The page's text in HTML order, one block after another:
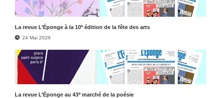
La revue L’Éponge à la 10e édition de la fête des arts
24 Mai 2026
La revue L’Éponge au 43e marché de la poésie